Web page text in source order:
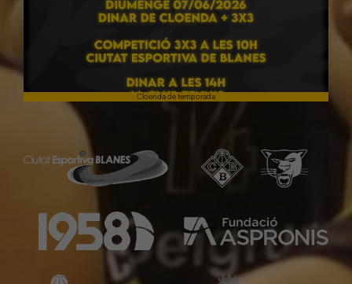
Cloenda de temporada